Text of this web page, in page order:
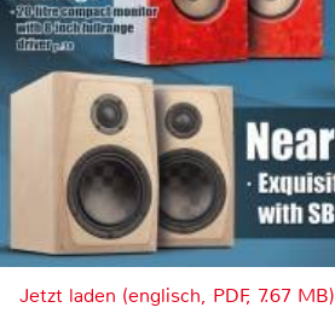
Jetzt laden (englisch, PDF, 7.67 MB)